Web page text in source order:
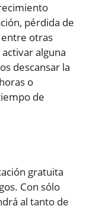
pérdida de
otras
alguna
descansar la
o
de
gratuita
Con sólo
al tanto de